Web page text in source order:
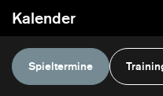
Kalender
Spieltermine